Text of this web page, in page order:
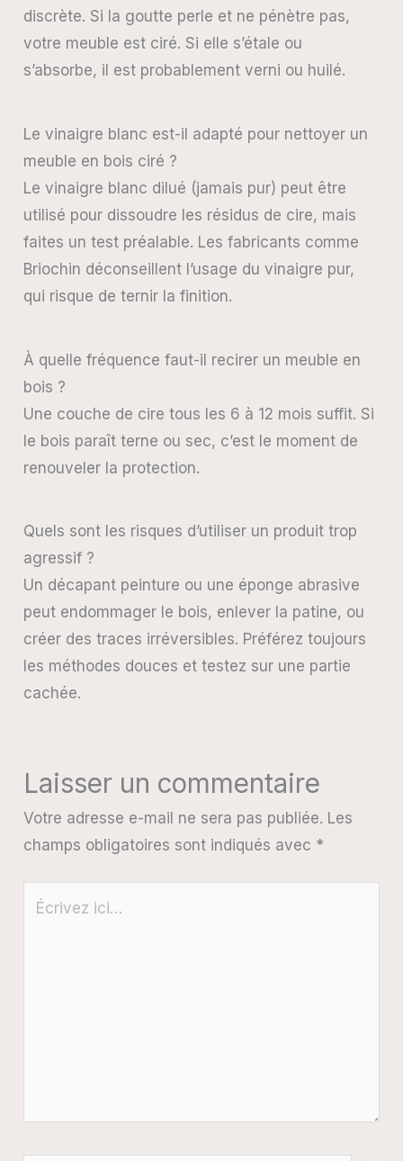
discrète. Si la goutte perle et ne pénètre pas,
votre meuble est ciré. Si elle s’étale ou
s’absorbe, il est probablement verni ou huilé.
Le vinaigre blanc est-il adapté pour nettoyer un
meuble en bois ciré ?
Le vinaigre blanc dilué (jamais pur) peut être
utilisé pour dissoudre les résidus de cire, mais
faites un test préalable. Les fabricants comme
Briochin déconseillent l’usage du vinaigre pur,
qui risque de ternir la finition.
À quelle fréquence faut-il recirer un meuble en
bois ?
Une couche de cire tous les 6 à 12 mois suffit. Si
le bois paraît terne ou sec, c’est le moment de
renouveler la protection.
Quels sont les risques d’utiliser un produit trop
agressif ?
Un décapant peinture ou une éponge abrasive
peut endommager le bois, enlever la patine, ou
créer des traces irréversibles. Préférez toujours
les méthodes douces et testez sur une partie
cachée.
Laisser un commentaire
Votre adresse e-mail ne sera pas publiée. Les
champs obligatoires sont indiqués avec *
Écrivez